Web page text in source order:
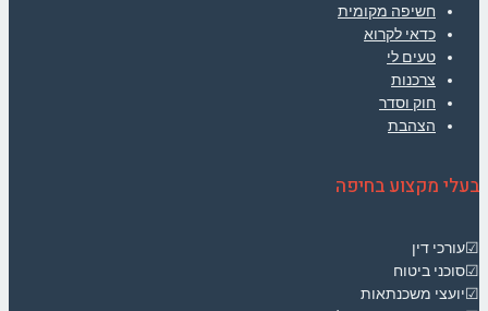
חשיפה מקומית
כדאי לקרוא
טעים לי
צרכנות
חוק וסדר
הצהבת
בעלי מקצוע בחיפה
☑עורכי דין
☑סוכני ביטוח
☑יועצי משכנתאות